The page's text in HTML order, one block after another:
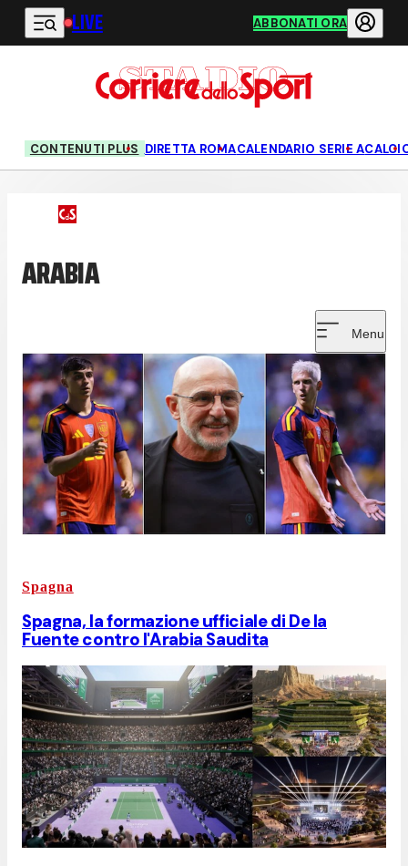
Vai al contenuto principale
LIVE ABBONATI ORA
CONTENUTI PLUS DIRETTA ROMACALENDARIO SERIE A
ARABIA
Menu
Spagna
Spagna, la formazione ufficiale di De la
Fuente contro l'Arabia Saudita